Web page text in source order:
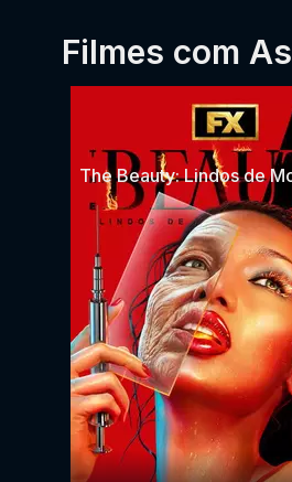
Filmes com
The Beauty: Lindos de